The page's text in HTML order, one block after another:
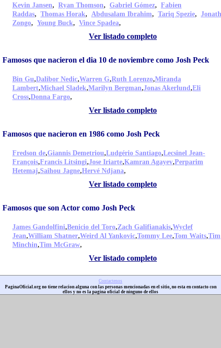
Kevin Jansen, Ryan Thomson, Gabriel Gómez, Fabien
Raddas, Thomas Horak, Abdusalam Ibrahim, Tariq Spezie,
Zongo, Young Buck, Vince Spadea,
Ver listado completo
Famosos que nacieron el dia 10 de noviembre como Josh Peck
Bin Gu,Dalibor Nedic,Warren G,Ruth Lorenzo,Miranda
Lambert,Michael Sladek,Marilyn Bergman,Jonas Akerlund,Eli
Cross,Donna Fargo,
Ver listado completo
Famosos que nacieron en 1986 como Josh Peck
Fredson de,Giannis Demetriou,Ludgério Santiago,Lecsinel Jean-
François,Francis Litsingi,Jose Iriarte,Kamran Agayev,Perparim
Hetemaj,Saihou Jagne,Hervé Ndjana,
Ver listado completo
Famosos que son Actor como Josh Peck
James Gandolfini,Benicio del Toro,Zach Galifianakis,Wyclef
Jean,William Shatner,Weird Al Yankovic,Tommy Lee,Tom Waits,Tim
Minchin,Tim McGraw,
Ver listado completo
Contactenos
PaginaOficial.org no tiene relacion alguna con las personas mencionadas en el sitio, no esta en contacto con
ellos y no es la pagina oficial de ninguno de ellos